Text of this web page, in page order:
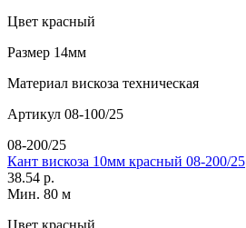
Цвет красный
Размер 14мм
Материал вискоза техническая
Артикул 08-100/25
08-200/25
Кант вискоза 10мм красный 08-200/25
38.54 р.
Мин. 80 м
Цвет красный